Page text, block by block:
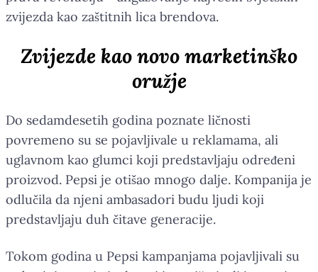
zvijezda kao zaštitnih lica brendova.
Zvijezde kao novo marketinško
oružje
Do sedamdesetih godina poznate ličnosti
povremeno su se pojavljivale u reklamama, ali
uglavnom kao glumci koji predstavljaju određeni
proizvod. Pepsi je otišao mnogo dalje. Kompanija je
odlučila da njeni ambasadori budu ljudi koji
predstavljaju duh čitave generacije.
Tokom godina u Pepsi kampanjama pojavljivali su